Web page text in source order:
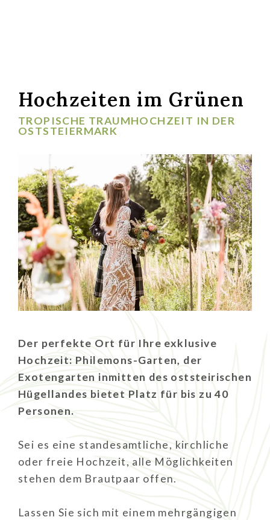
Hochzeiten im Grünen
TROPISCHE TRAUMHOCHZEIT IN DER
OSTSTEIERMARK
Der perfekte Ort für Ihre exklusive
Hochzeit: Philemons-Garten, der
Exotengarten inmitten des oststeirischen
Hügellandes bietet Platz für bis zu 40
Personen.
Sei es eine standesamtliche, kirchliche
oder freie Hochzeit, alle Möglichkeiten
stehen dem Brautpaar offen.
Lassen Sie sich mit einem mehrgängigen